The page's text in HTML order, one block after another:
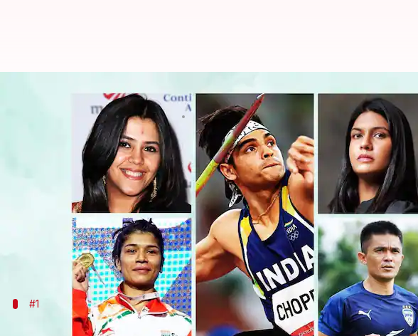
Para individu yang mengharumkan nama
Taufiq Al Jufri Dec 25, 2023 11:06 am
Kanvas tahun 2023 dilukis dengan kecemerlangan
Dari penghargaan-penghargaan terobosan dalam industri
kehebatan dan ketangguhan mereka, menjadikan tahun 2023
#1
Ekta Kapoor